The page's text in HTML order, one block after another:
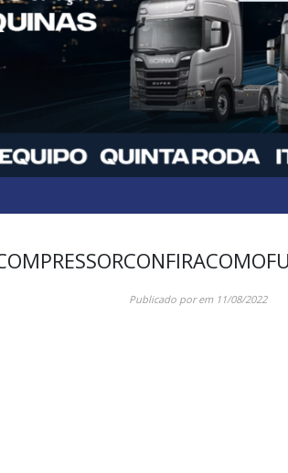
Publicado porem 11/08/2022